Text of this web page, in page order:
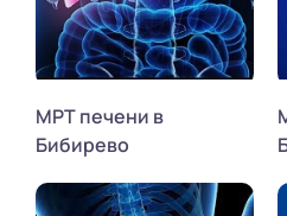
МРТ печени в
Бибирево